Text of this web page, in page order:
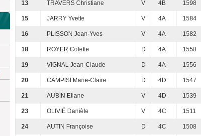
13 TRAVERS Christiane V 4B 1598
15 JARRY Yvette V 4A 1584
16 PLISSON Jean-Yves V 4A 1582
18 ROYER Colette D 4A 1558
19 VIGNAL Jean-Claude D 4A 1556
20 CAMPISI Marie-Claire D 4D 1547
21 AUBIN Eliane V 4D 1539
23 OLIVIÉ Danièle V 4C 1511
24 AUTIN Françoise D 4C 1508